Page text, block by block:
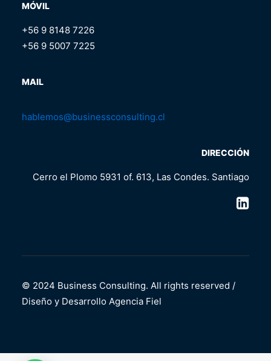
MÓVIL
+56 9 8148 7226
+56 9 5007 7225
MAIL
hablemos@businessconsulting.cl
DIRECCIÓN
Cerro el Plomo 5931 of. 613, Las Condes. Santiago
© 2024 Business Consulting. All rights reserved /
Diseño y Desarrollo Agencia Fiel